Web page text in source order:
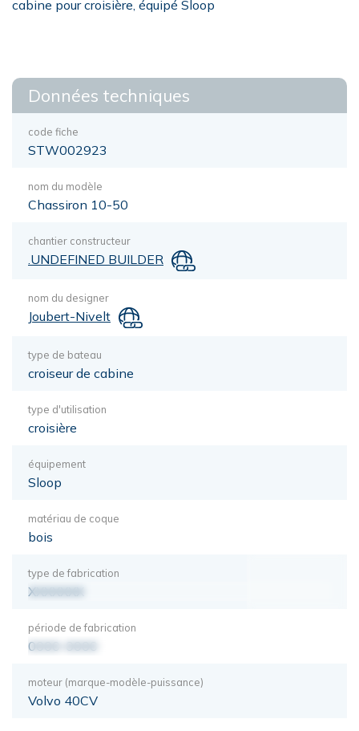
cabine pour croisière, équipé Sloop
Données techniques
code fiche
STW002923
nom du modèle
Chassiron 10-50
chantier constructeur
.UNDEFINED BUILDER
nom du designer
Joubert-Nivelt
type de bateau
croiseur de cabine
type d'utilisation
croisière
équipement
Sloop
matériau de coque
bois
type de fabrication
XXXXXXX
période de fabrication
0000-0000
moteur (marque-modèle-puissance)
Volvo 40CV